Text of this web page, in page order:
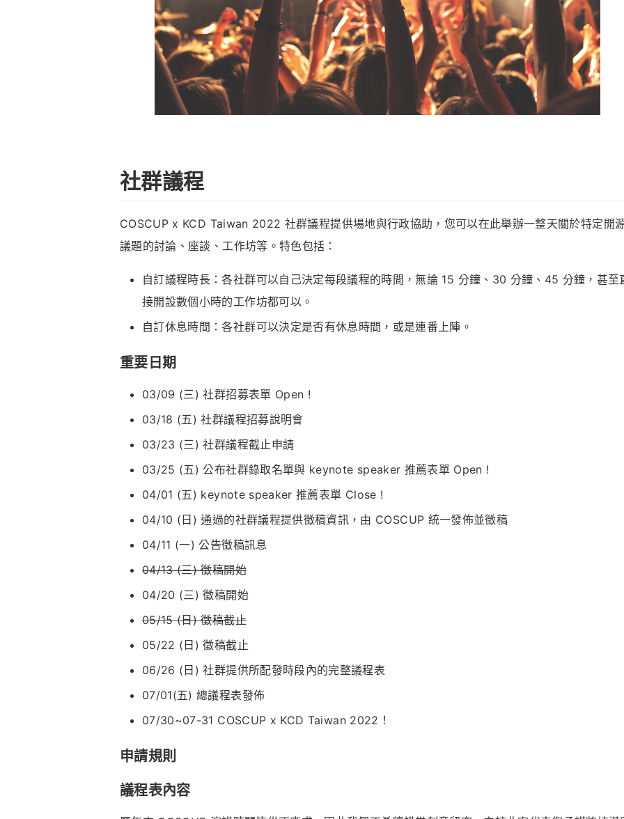
社群議程
COSCUP x KCD Taiwan 2022 社群議程提供場地與行政協助，您可以在此舉辦一整天關於特定開
議題的討論、座談、工作坊等。特色包括：
自訂議程時長：各社群可以自己決定每段議程的時間，無論 15 分鐘、30 分鐘、45 分鐘，甚至
接開設數個小時的工作坊都可以。
自訂休息時間：各社群可以決定是否有休息時間，或是連番上陣。
重要日期
03/09 (三) 社群招募表單 Open !
03/18 (五) 社群議程招募說明會
03/23 (三) 社群議程截止申請
03/25 (五) 公布社群錄取名單與 keynote speaker 推薦表單 Open !
04/01 (五) keynote speaker 推薦表單 Close !
04/10 (日) 通過的社群議程提供徵稿資訊，由 COSCUP 統一發佈並徵稿
04/11 (一) 公告徵稿訊息
04/13 (三) 徵稿開始
04/20 (三) 徵稿開始
05/15 (日) 徵稿截止
05/22 (日) 徵稿截止
06/26 (日) 社群提供所配發時段內的完整議程表
07/01(五) 總議程表發佈
07/30~07-31 COSCUP x KCD Taiwan 2022！
申請規則
議程表內容